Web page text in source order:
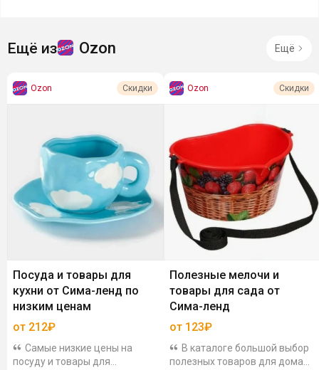
Ещё из Ozon Ещё
Ozon Скидки
Посуда и товары для
кухни от Сима-ленд по
низким ценам
от 212₽
Самые низкие цены на
посуду и товары для
Ozon Скидки
Полезные мелочи и
товары для сада от
Сима-ленд
от 123₽
В каталоге большой выбор
полезных товаров для дома